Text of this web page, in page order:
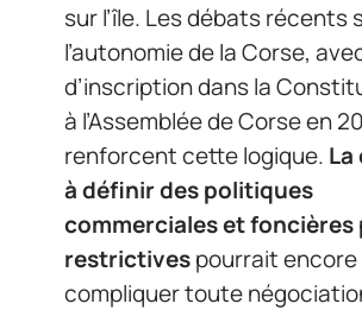
sur l’île. Les débats récents
l’autonomie de la Corse,
d’inscription dans la
à l’Assemblée de Corse en
renforcent cette logique.
à définir des politiques
commerciales et foncières
restrictivespourrait encore
compliquer toute